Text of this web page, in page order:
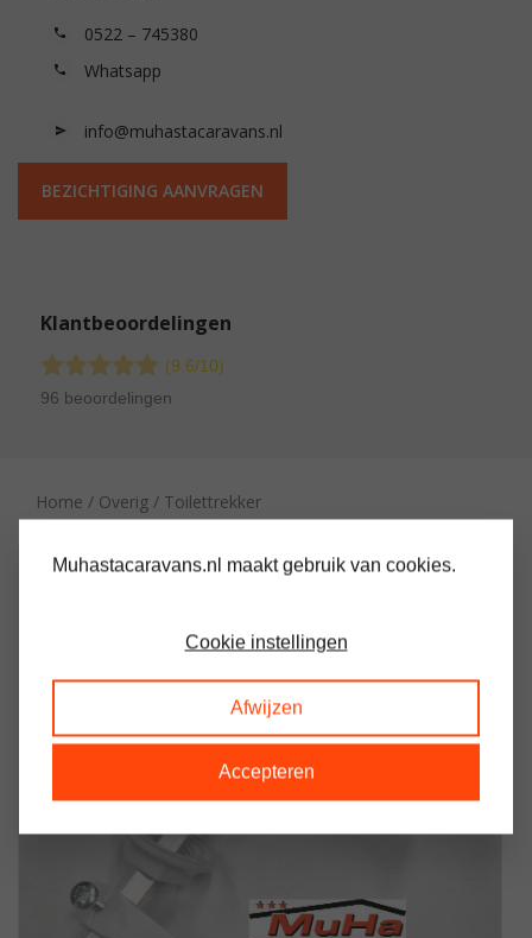
0522 – 745380
Whatsapp
info@muhastacaravans.nl
BEZICHTIGING AANVRAGEN
Klantbeoordelingen
(9.6/10)
96 beoordelingen
Home / Overig / Toilettrekker
Muhastacaravans.nl maakt gebruik van cookies.
Cookie instellingen
Afwijzen
Accepteren